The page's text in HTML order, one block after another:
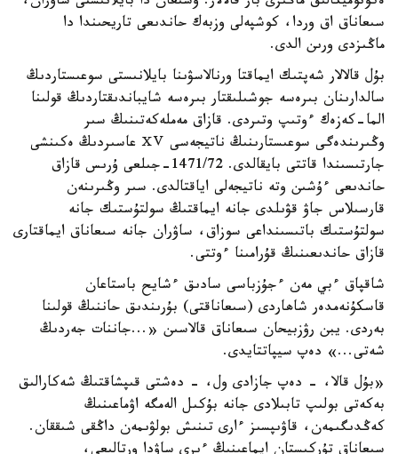
سىعاناق اق وردا، كوشپەلى وزبەك حاندىعى تاريحىندا دا
ماڭىزدى ورىن الدى.
بۇل قالالار شەپتىك ايماقتا ورنالاسۋىنا بايلانىستى سوعىستاردىڭ
سالدارىنان بىرەسە جوشىلىقتار بىرەسە شايباندىقتاردىڭ قولىنا
الما-كەزەك ءوتىپ وتىردى. قازاق مەملەكەتىنىڭ سىر
وڭىرىندەگى سوعىستارىنىڭ ناتيجەسى ⅩⅤ عاسىردىڭ ەكىنشى
جارتىسىندا قاتتى بايقالدى. 1471/72-جىلعى ۇرىس قازاق
حاندىعى ءۇشىن وتە ناتيجەلى اياقتالدى. سىر وڭىرىنەن
قارسىلاس جاۋ قۋىلدى جانە ايماقتىڭ سولتۇستىك جانە
سولتۇستىك باتىسىنداعى سوزاق، ساۋران جانە سىعاناق ايماقتارى
قازاق حاندىعىنىڭ قۇرامىنا ءوتتى.
شاقپاق ءبي مەن ءجۇزباسى سادىق ءشايح باستاعان
قاسكۇنەمدەر شاھاردى (سىعاناقتى) بۇرىندىق حاننىڭ قولىنا
بەردى. يبن رۋزبيحان سىعاناق قالاسىن «...جاننات جەردىڭ
شەتى...» دەپ سيپاتتايدى.
«بۇل قالا، - دەپ جازادى ول، - دەشتى قىپشاقتىڭ شەكارالىق
بەكەتى بولىپ تابىلادى جانە بۇكىل الەمگە اۋماعىنىڭ
كەڭدىگىمەن، قاۋىپسىز ءارى تىنىش بولۋىمەن داڭقى شىققان.